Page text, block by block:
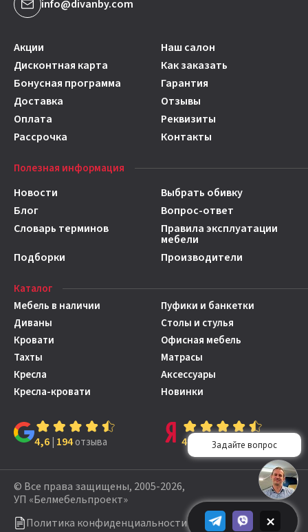
×
info@divanby.com
Акции
Наш салон
Дисконтная карта
Как заказать
Бонусная программа
Гарантия
Доставка
Отзывы
Оплата
Реквизиты
Рассрочка
Контакты
Полезная информация
Новости
Выбрать обивку
Блог
Вопрос-ответ
Словарь терминов
Правила эксплуатации
мебели
Подборки
Производители
Каталог
Мебель в наличии
Диваны
Кровати
Тахты
Кресла
Кресла-кровати
Пуфики и банкетки
Столы и стулья
Офисная мебель
Матрасы
Аксессуары
Новинки
4,6| 194отзыва 4,7 149отзывов
© Все права защищены, 2005-2026,
УП «Белмебельпроект»
Политика конфиденциальности